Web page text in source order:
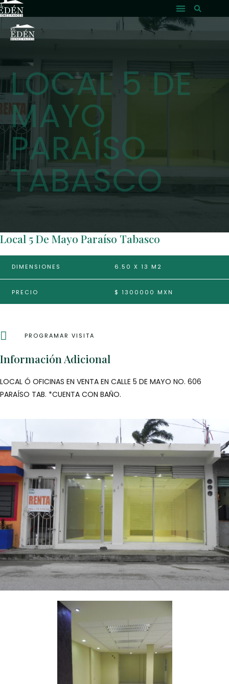
LOCAL 5 DE
MAYO
PARAÍSO
TABASCO
Local 5 De Mayo Paraíso Tabasco
DIMENSIONES
PRECIO
6.50 X 13 M2
$ 1300000 MXN
PROGRAMAR VISITA
Información Adicional
LOCAL Ó OFICINAS EN VENTA EN CALLE 5 DE MAYO NO. 606
PARAÍSO TAB. *CUENTA CON BAÑO.